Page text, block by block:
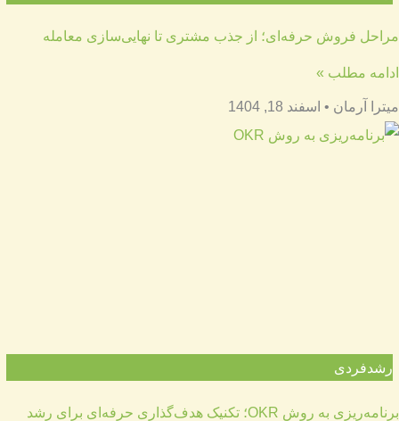
مراحل فروش حرفه‌ای؛ از جذب مشتری تا نهایی‌سازی معامله
ادامه مطلب »
میترا آرمان اسفند 18, 1404
رشدفردی
برنامه‌ریزی به روش OKR؛ تکنیک هدف‌گذاری حرفه‌ای برای رشد